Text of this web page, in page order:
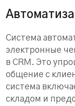
Система
электронные
в CRM. Это
общение с
система
складом и